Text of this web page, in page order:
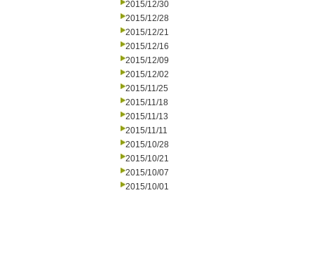
2015/12/30
2015/12/28
2015/12/21
2015/12/16
2015/12/09
2015/12/02
2015/11/25
2015/11/18
2015/11/13
2015/11/11
2015/10/28
2015/10/21
2015/10/07
2015/10/01